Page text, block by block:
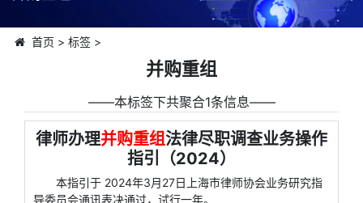
首页 > 标签>
并购重组
――本标签下共聚合1条信息――
律师办理并购重组法律尽职调查业务操作
指引（2024）
本指引于 2024年3月27日上海市律师协会业务研究指
导委员会通讯表决通过，试行一年。